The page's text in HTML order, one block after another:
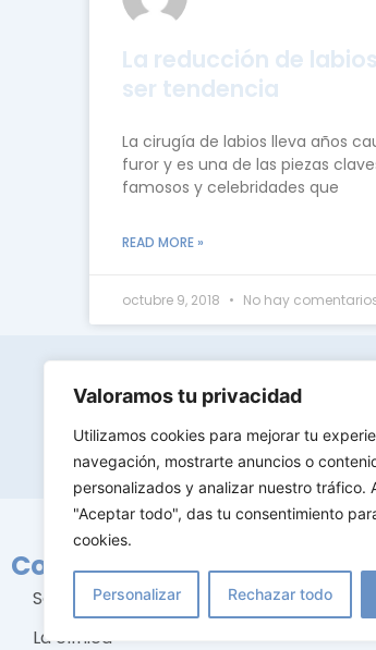
Valoramos tu privacidad
Utilizamos cookies para mejorar tu
navegación, mostrarte anuncios o
personalizados y analizar nuestro tráfico.
"Aceptar todo", das tu consentimiento
cookies.
Personalizar Rechazar todo
La reducción de
ser tendencia
La cirugía de labios lleva años
furor y es una de las piezas
famosos y celebridades que
READ MORE »
octubre 9, 2018 No hay
Contacta con
Conócenos
Sobre nosotros
La clínica